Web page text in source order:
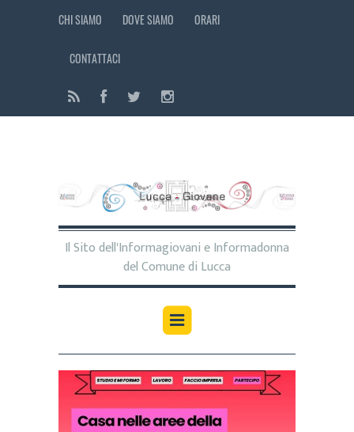
CHI SIAMO DOVE SIAMO ORARI
CONTATTACI
Il Sito dell'Informagiovani e Informadonna
del Comune di Lucca